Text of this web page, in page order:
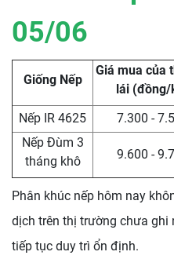
05/06
Giống Nếp
Giá mua của
lái (đồng/
Nếp IR 4625
7.300 -
Nếp Đùm 3
tháng khô
9.600 -
Phân khúc nếp hôm nay
dịch trên thị trường chưa ghi
tiếp tục duy trì ổn định.